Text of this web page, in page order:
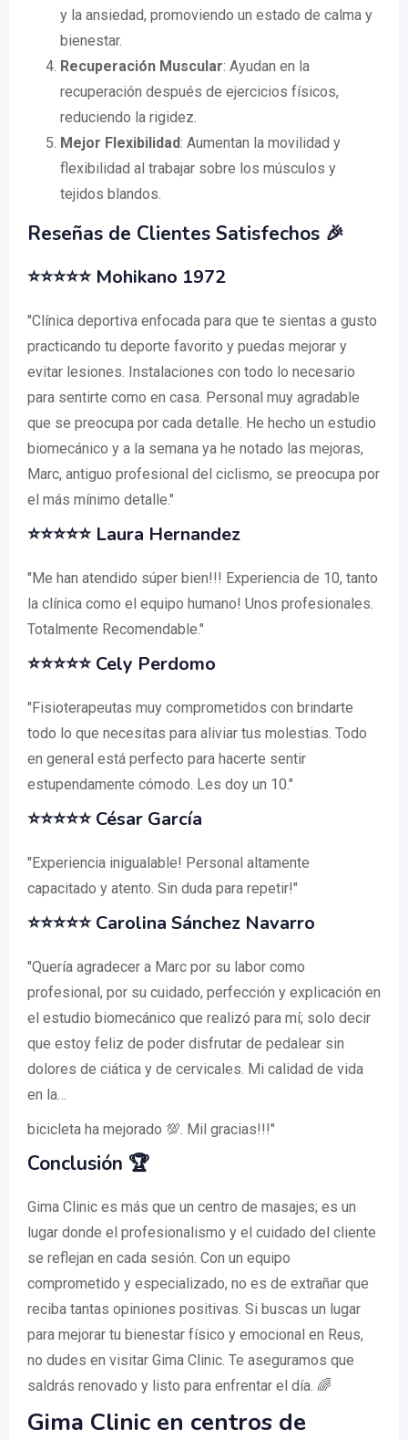
y la ansiedad, promoviendo un estado de calma y
bienestar.
Recuperación Muscular: Ayudan en la
recuperación después de ejercicios físicos,
reduciendo la rigidez.
Mejor Flexibilidad: Aumentan la movilidad y
flexibilidad al trabajar sobre los músculos y
tejidos blandos.
Reseñas de Clientes Satisfechos 🎉
⭐⭐⭐⭐⭐ Mohikano 1972
"Clínica deportiva enfocada para que te sientas a gusto
practicando tu deporte favorito y puedas mejorar y
evitar lesiones. Instalaciones con todo lo necesario
para sentirte como en casa. Personal muy agradable
que se preocupa por cada detalle. He hecho un estudio
biomecánico y a la semana ya he notado las mejoras,
Marc, antiguo profesional del ciclismo, se preocupa por
el más mínimo detalle."
⭐⭐⭐⭐⭐ Laura Hernandez
"Me han atendido súper bien!!! Experiencia de 10, tanto
la clínica como el equipo humano! Unos profesionales.
Totalmente Recomendable."
⭐⭐⭐⭐⭐ Cely Perdomo
"Fisioterapeutas muy comprometidos con brindarte
todo lo que necesitas para aliviar tus molestias. Todo
en general está perfecto para hacerte sentir
estupendamente cómodo. Les doy un 10."
⭐⭐⭐⭐⭐ César García
"Experiencia inigualable! Personal altamente
capacitado y atento. Sin duda para repetir!"
⭐⭐⭐⭐⭐ Carolina Sánchez Navarro
"Quería agradecer a Marc por su labor como
profesional, por su cuidado, perfección y explicación en
el estudio biomecánico que realizó para mí; solo decir
que estoy feliz de poder disfrutar de pedalear sin
dolores de ciática y de cervicales. Mi calidad de vida
en la…
bicicleta ha mejorado 💯. Mil gracias!!!"
Conclusión 🏆
Gima Clinic es más que un centro de masajes; es un
lugar donde el profesionalismo y el cuidado del cliente
se reflejan en cada sesión. Con un equipo
comprometido y especializado, no es de extrañar que
reciba tantas opiniones positivas. Si buscas un lugar
para mejorar tu bienestar físico y emocional en Reus,
no dudes en visitar Gima Clinic. Te aseguramos que
saldrás renovado y listo para enfrentar el día. 🌈
Gima Clinic en centros de